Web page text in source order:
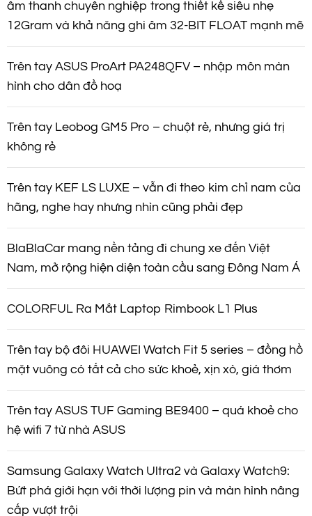
âm thanh chuyên nghiệp trong thiết kế siêu nhẹ
12Gram và khả năng ghi âm 32-BIT FLOAT mạnh mẽ
Trên tay ASUS ProArt PA248QFV – nhập môn màn
hình cho dân đồ hoạ
Trên tay Leobog GM5 Pro – chuột rẻ, nhưng giá trị
không rẻ
Trên tay KEF LS LUXE – vẫn đi theo kim chỉ nam của
hãng, nghe hay nhưng nhìn cũng phải đẹp
BlaBlaCar mang nền tảng đi chung xe đến Việt
Nam, mở rộng hiện diện toàn cầu sang Đông Nam Á
COLORFUL Ra Mắt Laptop Rimbook L1 Plus
Trên tay bộ đôi HUAWEI Watch Fit 5 series – đồng hồ
mặt vuông có tất cả cho sức khoẻ, xịn xò, giá thơm
Trên tay ASUS TUF Gaming BE9400 – quá khoẻ cho
hệ wifi 7 từ nhà ASUS
Samsung Galaxy Watch Ultra2 và Galaxy Watch9:
Bứt phá giới hạn với thời lượng pin và màn hình nâng
cấp vượt trội